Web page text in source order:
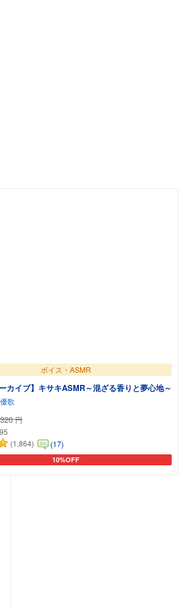
ボイス・ASMR
カイブ】キサキASMR～混ざる香りと夢心地～
歌
円
(1,864)
(17)
10%OFF
カートに追加